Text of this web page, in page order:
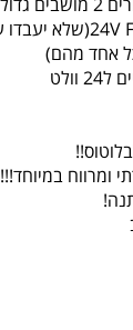
ומרווח במיוחד!!!